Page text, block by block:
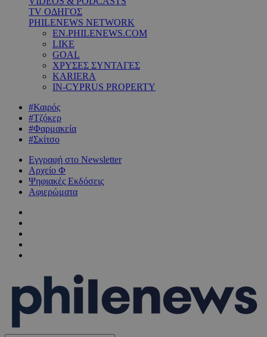
TV ΟΔΗΓΟΣ
PHILENEWS NETWORK
EN.PHILENEWS.COM
LIKE
GOAL
ΧΡΥΣΕΣ ΣΥΝΤΑΓΕΣ
KARIERA
IN-CYPRUS PROPERTY
#Καιρός
#Τζόκερ
#Φαρμακεία
#Σκίτσο
Εγγραφή στο Newsletter
Αρχείο Φ
Ψηφιακές Εκδόσεις
Αφιερώματα